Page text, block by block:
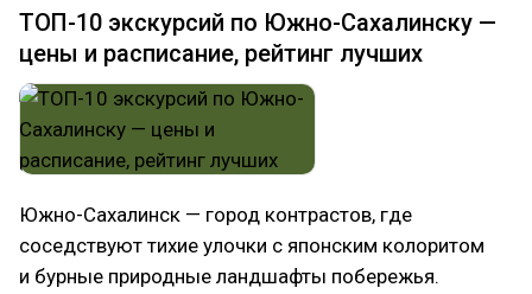
ТОП-10 экскурсий по Южно-Сахалинску —
цены и расписание, рейтинг лучших
Южно-Сахалинск — город контрастов, где
соседствуют тихие улочки с японским колоритом
и бурные природные ландшафты побережья.